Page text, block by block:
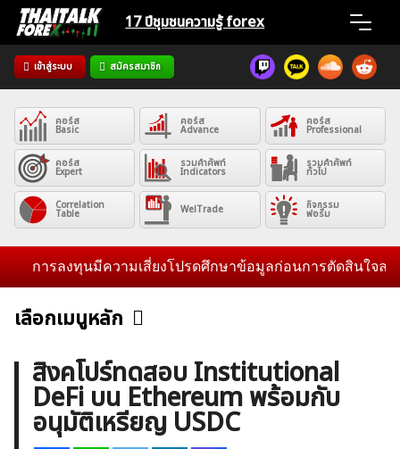
Skip
content
17 ปีชุมชนความรู้ forex
เข้าสู่ระบบ สมัครสมาชิก
Home
News
Articles
VPS Register
ค้นหา
สำหรับ:
คอร์ส
Basic
คอร์ส
Advance
คอร์ส
Professional
คอร์ส
Expert
รวมคำศัพท์
Indicators
รวมคำศัพท์
ทั่วไป
Correlation
Table WelTrade กิจกรรม
ฟอรั่ม
การลงทุนมีความเสี่ยงโปรดศึกษาข้อมูลก่อนการตัดสินใจลงทุน
เลือกเมนูหลัก
ข่าวฟอเร็กซ์และสกุลเงิน คริปโตเคอร์เรนซี
ฟรีซิกแนล รายวัน
บทวิเคราะห์
เศรษฐกิจทั่วไป ดัชนี-หุ้น
พันธบัตร
สินค้าโภคภัณฑ์
โบรกเกอร์ FX
โปรโมชั่น Forex
สิงคโปร์ทดสอบ Institutional
DeFi บน Ethereum พร้อมกับ
อนุมัติเหรียญ USDC